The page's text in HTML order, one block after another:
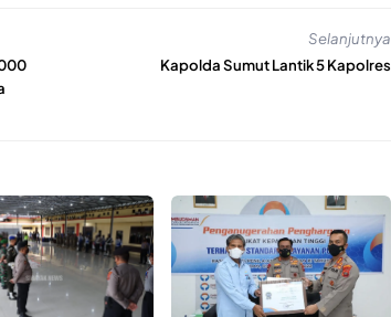
Selanjutnya
Kapolda Sumut Lantik 5 Kapolres